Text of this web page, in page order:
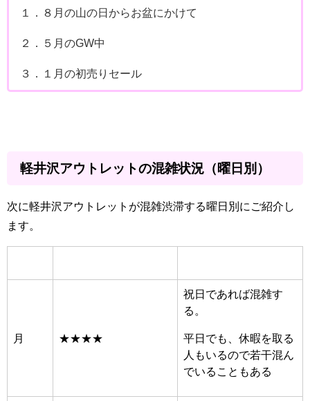
１．８月の山の日からお盆にかけて
２．５月のGW中
３．１月の初売りセール
軽井沢アウトレットの混雑状況（曜日別）
次に軽井沢アウトレットが混雑渋滞する曜日別にご紹介し
ます。
月 ★★★★
祝日であれば混雑す
る。
平日でも、休暇を取る
人もいるので若干混ん
でいることもある